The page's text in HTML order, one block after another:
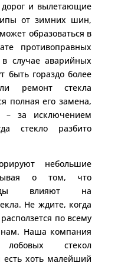
и вылетающие
от зимних шин,
образоваться в
противоправных
случае аварийных
быть гораздо более
ремонт стекла
полная его замена,
– за исключением
стекло разбито
небольшие
о том, что
влияют на
Не ждите, когда
по всему
нам. Наша компания
стекол
есть хоть малейший